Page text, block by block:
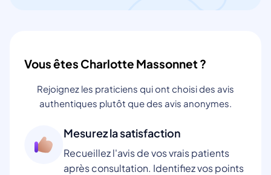
Vous êtes Charlotte Massonnet ?
Rejoignez les praticiens qui ont choisi des avis
authentiques plutôt que des avis anonymes.
Mesurez la satisfaction
Recueillez l'avis de vos vrais patients
après consultation. Identifiez vos points